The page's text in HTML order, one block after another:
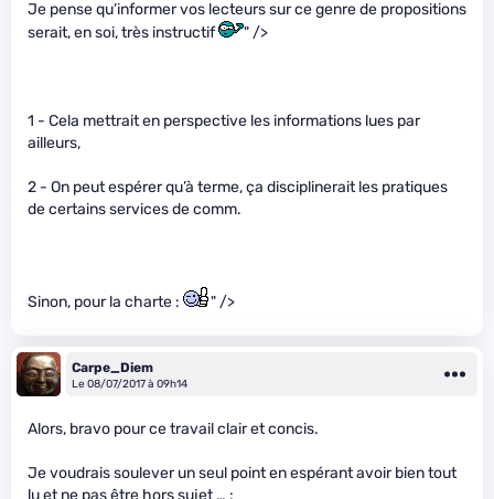
Je pense qu’informer vos lecteurs sur ce genre de propositions
serait, en soi, très instructif
" />
1 - Cela mettrait en perspective les informations lues par
ailleurs,
2 - On peut espérer qu’à terme, ça disciplinerait les pratiques
de certains services de comm.
Sinon, pour la charte : " />
Carpe_Diem
Le 08/07/2017 à 09h14
Alors, bravo pour ce travail clair et concis.
Je voudrais soulever un seul point en espérant avoir bien tout